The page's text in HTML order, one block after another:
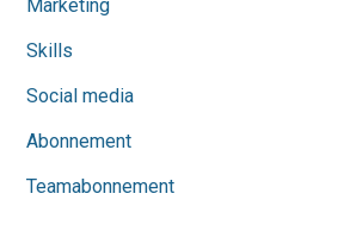
Marketing
Skills
Social media
Abonnement
Teamabonnement